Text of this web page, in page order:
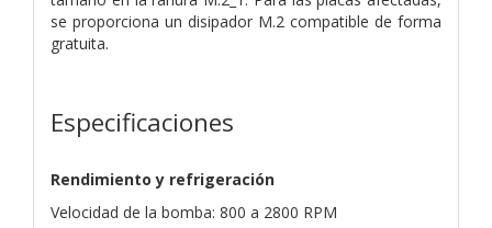
se proporciona un disipador M.2 compatible de forma
gratuita.
Especificaciones
Rendimiento y refrigeración
Velocidad de la bomba: 800 a 2800 RPM